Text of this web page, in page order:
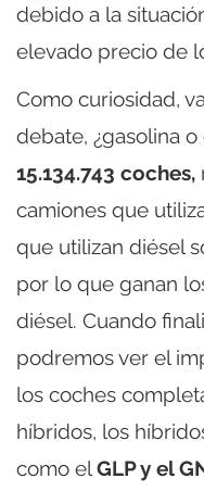
debido a la
elevado precio de
Como curiosidad,
debate, ¿gasolina
15.134.743 coches,
camiones que
que utilizan diésel
por lo que ganan
diésel. Cuando
podremos ver el
los coches
híbridos, los
como elGLP y el